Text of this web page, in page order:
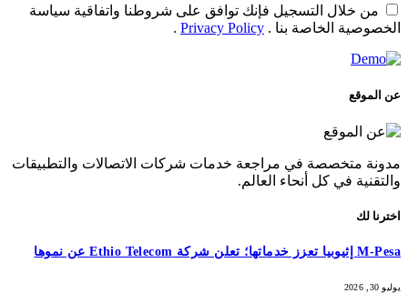
من خلال التسجيل فإنك توافق على شروطنا واتفاقية سياسة
الخصوصية الخاصة بنا . Privacy Policy
.
عن الموقع
مدونة متخصصة في مراجعة خدمات شركات الاتصالات والتطبيقات
والتقنية في كل أنحاء العالم.
اخترنا لك
M-Pesa إثيوبيا تعزز خدماتها؛ تعلن شركة Ethio Telecom عن نموها
يوليو 30, 2026